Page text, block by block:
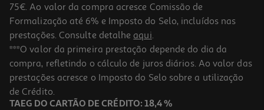
Livro Um Verão Principesco
15.21 €/un
16,90 € PVP de editor
15,21 €
75€. Ao valor da compra acresce Comissão de
Formalização até 6% e Imposto do Selo, incluídos nas
prestações. Consulte detalhe aqui.
***O valor da primeira prestação depende do dia da
compra, refletindo o cálculo de juros diários. Ao valor das
prestações acresce o Imposto do Selo sobre a utilização
de Crédito.
TAEG DO CARTÃO DE CRÉDITO: 18,4 %